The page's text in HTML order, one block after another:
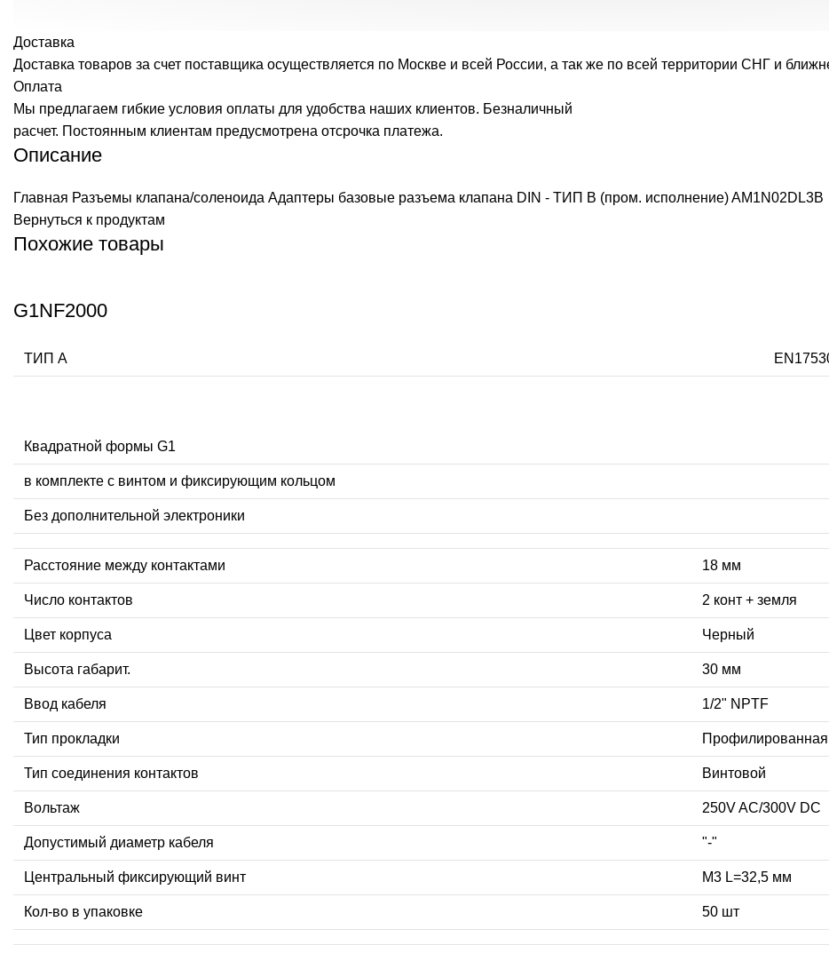
Доставка
Доставка товаров за счет поставщика осуществляется по Москве и всей России, а так же по всей территории СНГ и
Оплата
Мы предлагаем гибкие условия оплаты для удобства наших клиентов. Безналичный
расчет. Постоянным клиентам предусмотрена отсрочка платежа.
Описание
Главная Разъемы клапана/соленоида Адаптеры базовые разъема клапана DIN - ТИП B (пром. исполнение)AM1N02DL3B
Вернуться к продуктам
Похожие товары
G1NF2000
ТИП А
Квадратной формы G1
в комплекте с винтом и фиксирующим кольцом
Без дополнительной электроники
Расстояние между контактами 18 мм
Число контактов 2 конт + земля
Цвет корпуса Черный
Высота габарит. 30 мм
Ввод кабеля 1/2" NPTF
Тип прокладки
Тип соединения контактов Винтовой
Вольтаж 250V AC/300V DC
Допустимый диаметр кабеля "-"
Центральный фиксирующий винт М3 L=32,5 мм
Кол-во в упаковке 50 шт